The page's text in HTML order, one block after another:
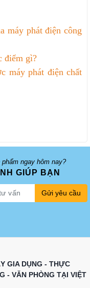
máy phát điện công
điểm gì?
máy phát điện chất
ngay hôm nay?
GIÚP BẠN
Gửi yêu cầu
GIA DỤNG - THỰC
- VĂN PHÒNG TẠI VIỆT